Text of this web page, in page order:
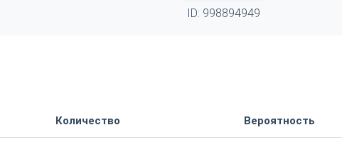
ID: 998894949
Количество Вероятность